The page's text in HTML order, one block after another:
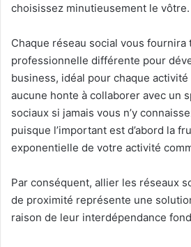
choisissez minutieusement le vôtre.
Chaque réseau social vous
professionnelle différente pour
business, idéal pour chaque activité
aucune honte à collaborer avec un
sociaux si jamais vous n’y
puisque l’important est d’abord la
exponentielle de votre activité
Par conséquent, allier les réseaux
de proximité représente une
raison de leur interdépendance